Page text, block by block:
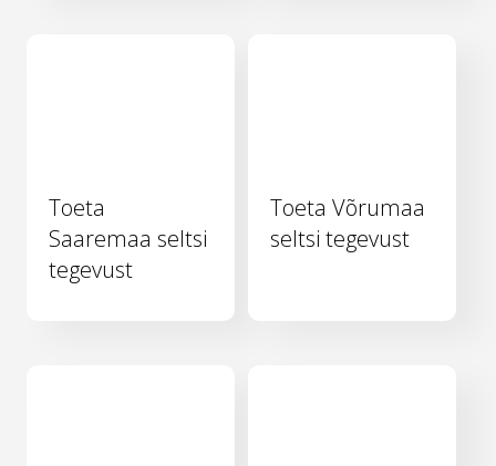
Toeta
Saaremaa seltsi
tegevust
Toeta Võrumaa
seltsi tegevust